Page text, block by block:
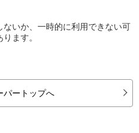
いか、一時的に利用できない可
ます。
パートップへ